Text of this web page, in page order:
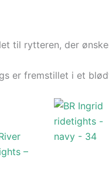
til rytteren, der
er fremstillet i et
–